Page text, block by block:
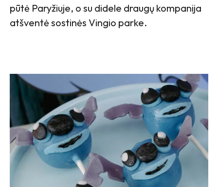
pūtė Paryžiuje, o su didele draugų kompanija
atšventė sostinės Vingio parke.